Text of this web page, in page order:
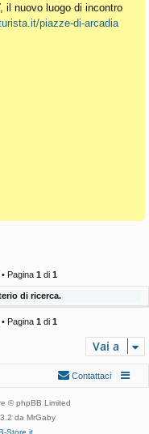
, il nuovo luogo di incontro
piazze-di-arcadia
Pagina 1di 1
di ricerca.
Pagina 1di 1
Vai a
Contattaci
© phpBB Limited
da MrGaby
Store.it